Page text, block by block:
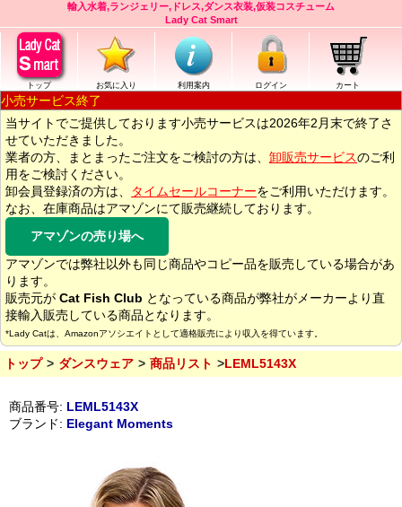
輸入水着,ランジェリー,ドレス,ダンス衣装,仮装コスチューム
Lady Cat Smart
トップ お気に入り 利用案内 ログイン カート
小売サービス終了
当サイトでご提供しております小売サービスは2026年2月末で終了さ
せていただきました。
業者の方、まとまったご注文をご検討の方は、 卸販売サービスのご利
用をご検討ください。
卸会員登録済の方は、
タイムセールコーナーをご利用いただけます。
なお、在庫商品はアマゾンにて販売継続しております。
アマゾンの売り場へ
アマゾンでは弊社以外も同じ商品やコピー品を販売している場合があ
ります。
販売元が Cat Fish Club となっている商品が弊社がメーカーより直
接輸入販売している商品となります。
*Lady Catは、Amazonアソシエイトとして適格販売により収入を得ています。
トップ ダンスウェア 商品リスト LEML5143X
商品番号: LEML5143X
ブランド: Elegant Moments